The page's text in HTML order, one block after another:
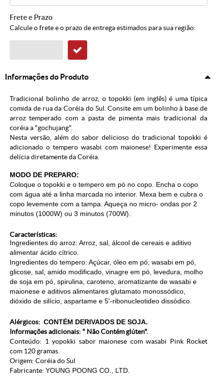
Frete e Prazo
Calcule o frete e o prazo de entrega estimados para sua região:
Informações do Produto
Tradicional bolinho de arroz, o topokki (em inglês) é uma típica
comida de rua da Coréia do Sul. Consite em um bolinho à base de
arroz temperado com a pasta de pimenta mais tradicional da
coréia a "gochujang".
Nesta versão, além do sabor delicioso do tradicional topokki é
adicionado o tempero wasabi com maionese! Experimente essa
delícia diretamente da Coréia.
MODO DE PREPARO:
Coloque o topokki e o tempero em pó no copo. Encha o copo
com água até a linha marcada no interior. Mexa bem e cubra o
copo levemente com a tampa. Aqueça no micro- ondas por 2
minutos (1000W) ou 3 minutos (700W).
Características:
Ingredientes do arroz: Arroz, sal, álcool de cereais e aditivo
alimentar ácido cítrico.
Ingredientes do tempero: Açúcar, óleo em pó, wasabi em pó,
glicose, sal, amido modificado, vinagre em pó, levedura, molho
de soja em pó, spirulina, caroteno, aromatizante de wasabi e
maionese e aditivos alimentares glutamato monossódico,
dióxido de silício, aspartame e 5'-ribonucleotideo dissódico.
Alérgicos: CONTÉM DERIVADOS DE SOJA.
Informações adicionais: " Não Contém glúten".
Conteúdo: 1 yopokki sabor maionese com wasabi Pink Rocket
com 120 gramas.
Origem: Coréia do Sul
Fabricante: YOUNG POONG CO., LTD.